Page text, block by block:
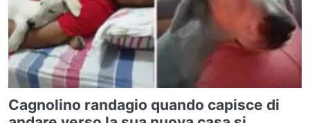
Cagnolino randagio quando capisce di